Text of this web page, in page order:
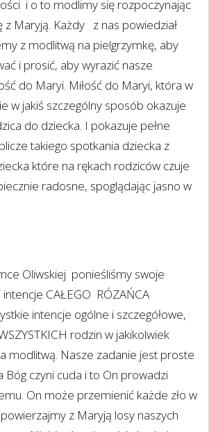
i o to modlimy się rozpoczynając
z Maryją. Każdy z nas powiedział
z modlitwą na pielgrzymkę, aby
i prosić, aby wyrazić nasze
do Maryi. Miłość do Maryi, która w
w jakiś szczególny sposób okazuje
do dziecka. I pokazuje pełne
takiego spotkania dziecka z
które na rękach rodziców czuje
radosne, spoglądając jasno w
Oliwskiej ponieśliśmy swoje
CAŁEGO RÓZAŃCA
intencje ogólne i szczegółowe,
rodzin w jakikolwiek
modlitwą. Nasze zadanie jest proste
Bóg czyni cuda i to On prowadzi
On może przemienić każde zło w
z Maryją losy naszych